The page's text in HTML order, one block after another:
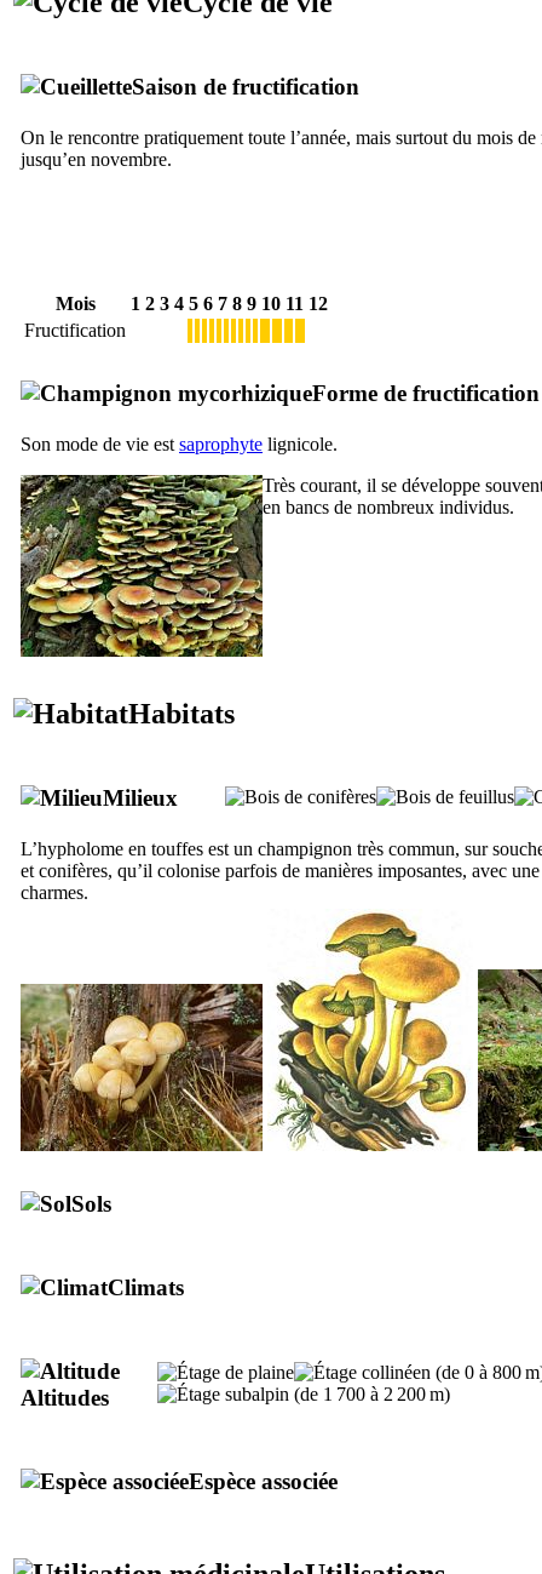
Saison de fructification
On le rencontre pratiquement toute l’année, mais surtout du mois de
jusqu’en novembre.
Mois 1 2 3 4 5 6 7 8 9 10 11 12
Fructification
Forme de fructification
Son mode de vie est saprophyte lignicole.
Très courant, il se développe
en bancs de nombreux individus.
Habitats
Milieux
L’hypholome en touffes est un champignon très commun, sur
et conifères, qu’il colonise parfois de manières imposantes, avec
charmes.
Sols
Climats
Altitudes
Espèce associée